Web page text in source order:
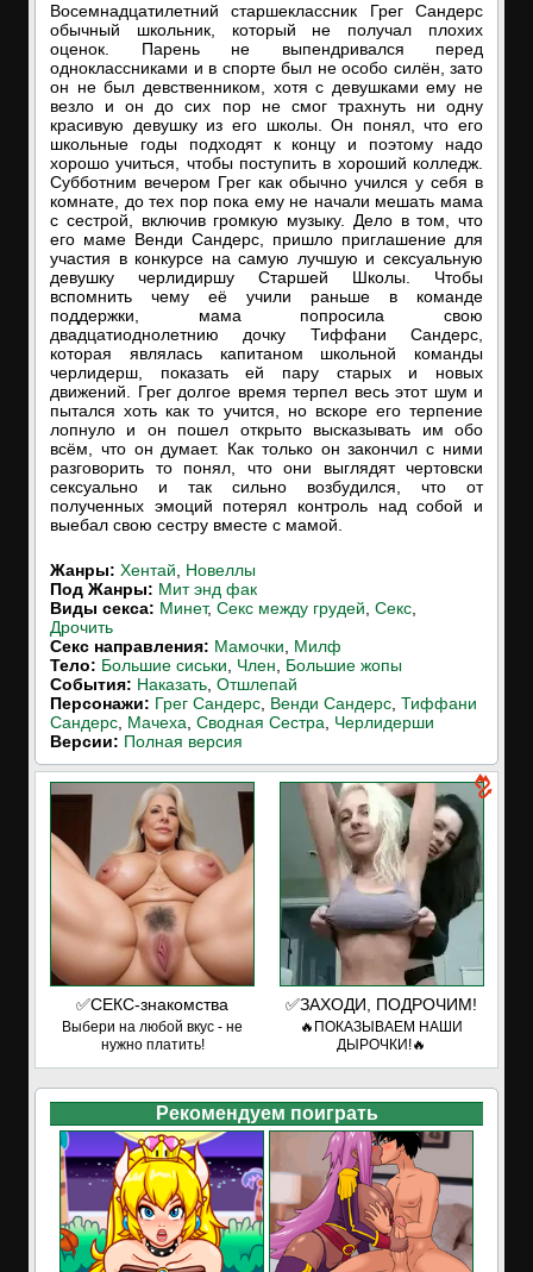
Восемнадцатилетний старшеклассник Грег Сандерс
обычный школьник, который не получал плохих
оценок. Парень не выпендривался перед
одноклассниками и в спорте был не особо силён, зато
он не был девственником, хотя с девушками ему не
везло и он до сих пор не смог трахнуть ни одну
красивую девушку из его школы. Он понял, что его
школьные годы подходят к концу и поэтому надо
хорошо учиться, чтобы поступить в хороший колледж.
Субботним вечером Грег как обычно учился у себя в
комнате, до тех пор пока ему не начали мешать мама
с сестрой, включив громкую музыку. Дело в том, что
его маме Венди Сандерс, пришло приглашение для
участия в конкурсе на самую лучшую и сексуальную
девушку черлидиршу Старшей Школы. Чтобы
вспомнить чему её учили раньше в команде
поддержки, мама попросила свою
двадцатиоднолетнию дочку Тиффани Сандерс,
которая являлась капитаном школьной команды
черлидерш, показать ей пару старых и новых
движений. Грег долгое время терпел весь этот шум и
пытался хоть как то учится, но вскоре его терпение
лопнуло и он пошел открыто высказывать им обо
всём, что он думает. Как только он закончил с ними
разговорить то понял, что они выглядят чертовски
сексуально и так сильно возбудился, что от
полученных эмоций потерял контроль над собой и
выебал свою сестру вместе с мамой.
Жанры: Хентай
Новеллы
Под Жанры: Мит энд фак
Виды секса: Минет, Секс между грудей Секс
Дрочить
Cекс направления: Мамочки
Милф
Тело: Большие сиськи Член
Большие жопы
События: Наказать Отшлепай
Персонажи: Грег Сандерс Венди Сандерс Тиффани
Сандерс Мачеха Сводная Сестра
Черлидерши
Версии: Полная версия
✅СЕКС-знакомства
Выбери на любой вкус - не
нужно платить!
✅ЗАХОДИ, ПОДРОЧИМ!
🔥ПОКАЗЫВАЕМ НАШИ
ДЫРОЧКИ!🔥
Рекомендуем поиграть